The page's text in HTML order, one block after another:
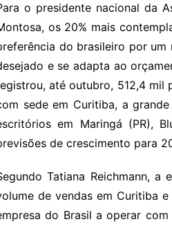
o presidente nacional da
os 20% mais
do brasileiro por um
e se adapta ao
até outubro, 512,4 mil
sede em Curitiba, a
em Maringá (PR),
de crescimento para
Tatiana Reichmann,
de vendas em Curitiba
do Brasil a operar